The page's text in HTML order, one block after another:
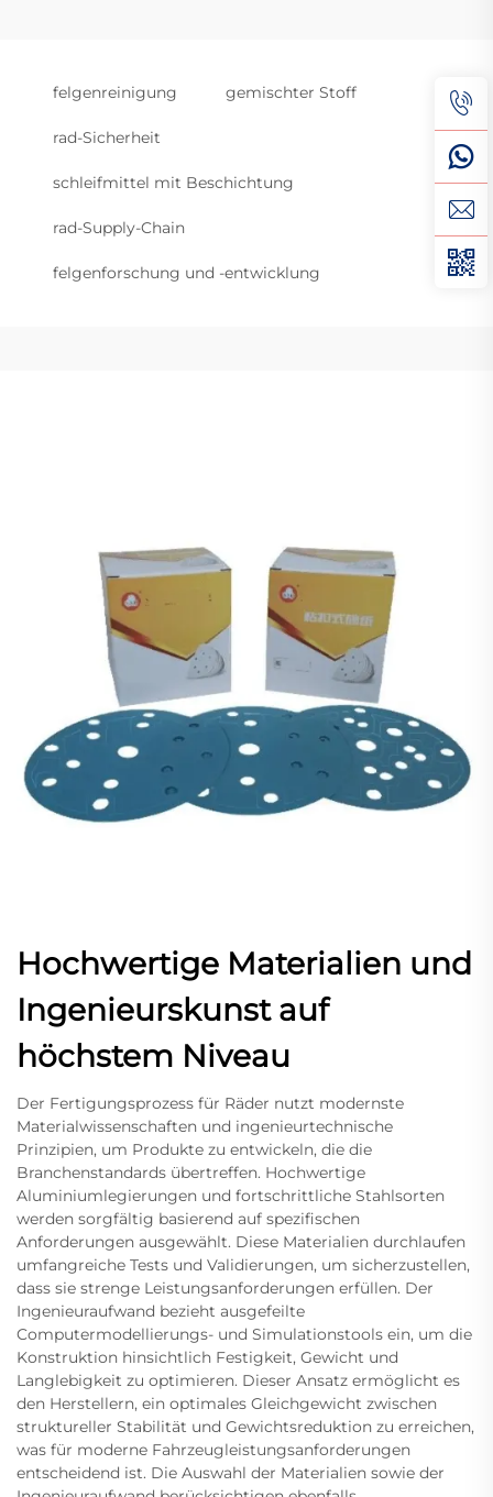
felgenreinigung gemischter Stoff
rad-Sicherheit
schleifmittel mit Beschichtung
rad-Supply-Chain
felgenforschung und -entwicklung
Hochwertige Materialien und
Ingenieurskunst auf
höchstem Niveau
Der Fertigungsprozess für Räder nutzt modernste
Materialwissenschaften und ingenieurtechnische
Prinzipien, um Produkte zu entwickeln, die die
Branchenstandards übertreffen. Hochwertige
Aluminiumlegierungen und fortschrittliche Stahlsorten
werden sorgfältig basierend auf spezifischen
Anforderungen ausgewählt. Diese Materialien durchlaufen
umfangreiche Tests und Validierungen, um sicherzustellen,
dass sie strenge Leistungsanforderungen erfüllen. Der
Ingenieuraufwand bezieht ausgefeilte
Computermodellierungs- und Simulationstools ein, um die
Konstruktion hinsichtlich Festigkeit, Gewicht und
Langlebigkeit zu optimieren. Dieser Ansatz ermöglicht es
den Herstellern, ein optimales Gleichgewicht zwischen
struktureller Stabilität und Gewichtsreduktion zu erreichen,
was für moderne Fahrzeugleistungsanforderungen
entscheidend ist. Die Auswahl der Materialien sowie der